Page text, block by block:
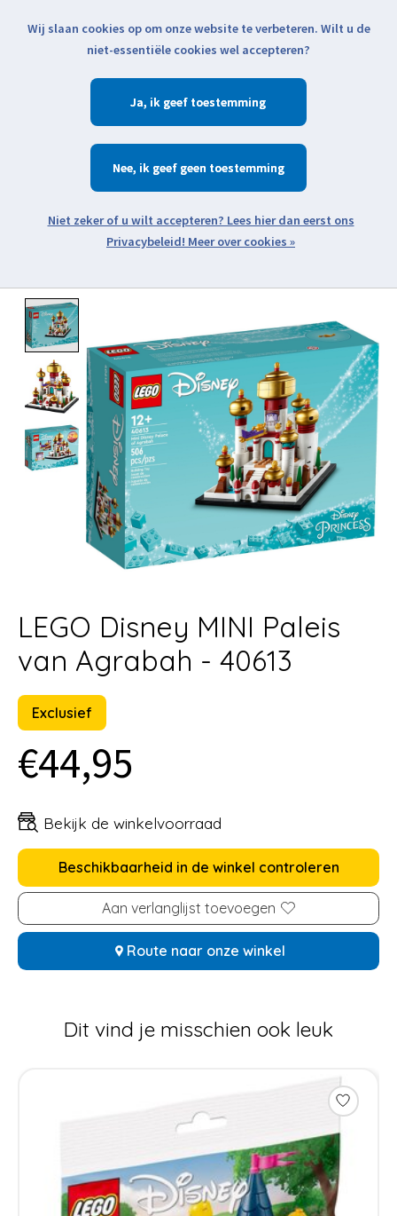
Klik voor actuele verzendinformatie...
Verlanglijst
Zoeken
Open webshop menu
LEGO Disney MINI Paleis
van Agrabah - 40613
Exclusief
€44,95
Bekijk de winkelvoorraad
Beschikbaarheid in de winkel controleren
Aan verlanglijst toevoegen
Route naar onze winkel
Dit vind je misschien ook leuk
Wij slaan cookies op om onze website te verbeteren. Wilt u de
niet-essentiële cookies wel accepteren?
Ja
Nee
Meer over cookies »